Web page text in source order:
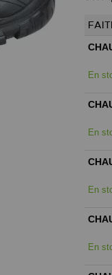
En
En
En
En